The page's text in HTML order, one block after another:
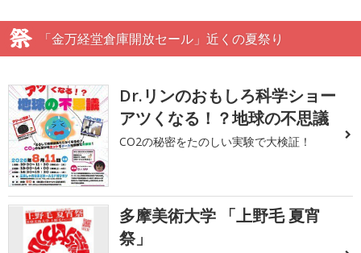
「金万経堂倉庫開放セール」近くの夏祭り
Dr.リンのおもしろ科学ショー
アツくなる！？地球の不思議
CO2の秘密をたのしい実験で大検証！
多摩美術大学 「上野毛 夏宵
祭」